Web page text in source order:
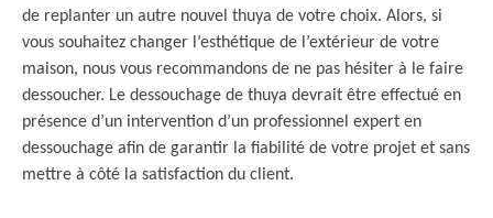
de replanter un autre nouvel thuya de votre choix. Alors, si
vous souhaitez changer l’esthétique de l’extérieur de votre
maison, nous vous recommandons de ne pas hésiter à le faire
dessoucher. Le dessouchage de thuya devrait être effectué en
présence d’un intervention d’un professionnel expert en
dessouchage afin de garantir la fiabilité de votre projet et sans
mettre à côté la satisfaction du client.